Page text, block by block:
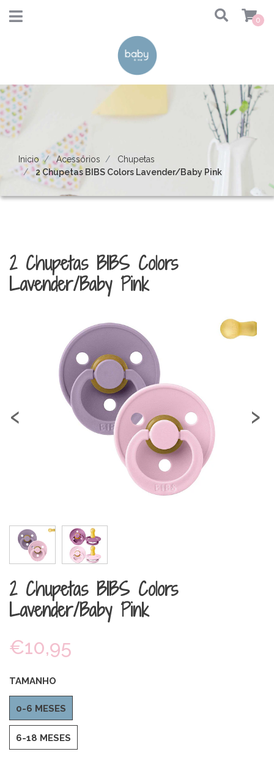
0
Inicio Acessórios
Chupetas
2 Chupetas BIBS Colors Lavender/Baby Pink
2 Chupetas BIBS Colors
Lavender/Baby Pink
‹ ›
2 Chupetas BIBS Colors
Lavender/Baby Pink
€10,95
TAMANHO
0-6 MESES
6-18 MESES